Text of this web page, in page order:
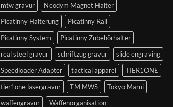
mtw gravur
Neodym Magnet Halter
Picatinny Halterung
Picatinny Rail
Picatinny System
Picatinny Zubehörhalter
real steel gravur
schriftzug gravur
slide engraving
Speedloader Adapter
tactical apparel
TIER1ONE
tier1one lasergravur
TM MWS
Tokyo Marui
waffengravur
Waffenorganisation